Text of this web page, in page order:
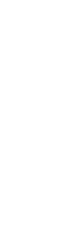
consumo de
Como
previa